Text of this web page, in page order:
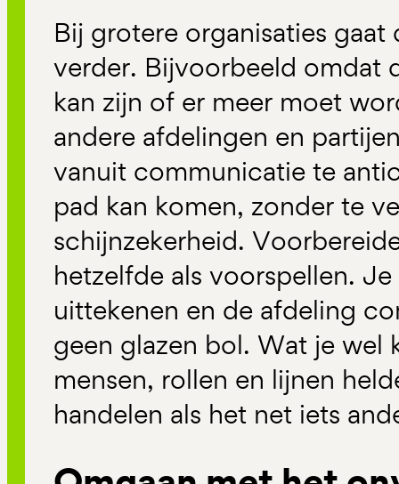
Bij grotere organisaties
verder. Bijvoorbeeld omdat
kan zijn of er meer moet
andere afdelingen en
vanuit communicatie te
pad kan komen, zonder te
schijnzekerheid.
hetzelfde als voorspellen.
uittekenen en de afdeling
geen glazen bol. Wat je wel
mensen, rollen en lijnen
handelen als het net iets